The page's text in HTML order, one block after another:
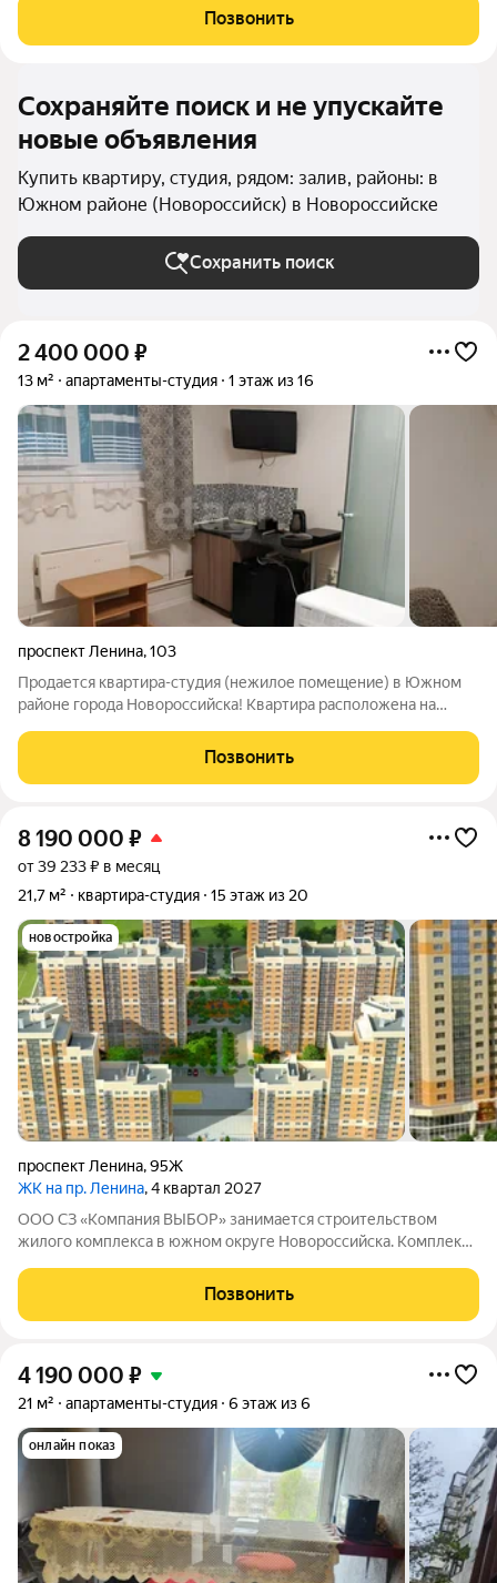
творчества, в шаговой доступности от Суджукской косы.
Район отличается благоприятной
Позвонить
Сохраняйте поиск и не упускайте
новые объявления
Купить квартиру, студия, рядом: залив, районы: в
Южном районе (Новороссийск) в Новороссийске
Сохранить поиск
2 400 000 ₽
13 м² апартаменты-студия 1 этаж из 16
проспект Ленина,103
Продается квартира-студия (нежилое помещение) в Южном
районе города Новороссийска! Квартира расположена на
косметический ремонт, установлена душевая кабина,
сантехника. Вода постоянно. Низкие
Позвонить
8 190 000 ₽
от 39 233 ₽ в месяц
21,7 м²
квартира-студия 15 этаж из 20
новостройка
проспект Ленина,95Ж
ЖК на пр. Ленина, 4 квартал 2027
ООО СЗ «Компания ВЫБОР» занимается строительством
жилого комплекса в южном округе Новороссийска. Комплекс
творчества, в шаговой доступности от Суджукской косы.
Район отличается благоприятной
Позвонить
4 190 000 ₽
21 м² апартаменты-студия 6 этаж из 6
онлайн показ